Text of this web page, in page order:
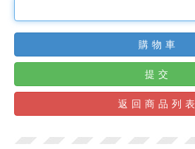
購物車
提交
返回商品列表